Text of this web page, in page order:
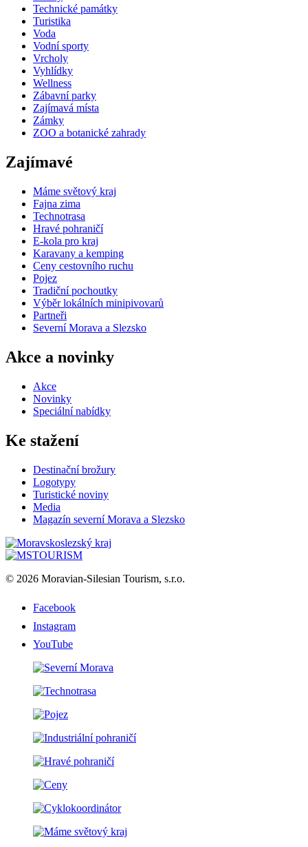
Technické památky
Turistika
Voda
Vodní sporty
Vrcholy
Vyhlídky
Wellness
Zábavní parky
Zajímavá místa
Zámky
ZOO a botanické zahrady
Zajímavé
Máme světový kraj
Fajna zima
Technotrasa
Hravé pohraničí
E-kola pro kraj
Karavany a kemping
Ceny cestovního ruchu
Pojez
Tradiční pochoutky
Výběr lokálních minipivovarů
Partneři
Severní Morava a Slezsko
Akce a novinky
Akce
Novinky
Speciální nabídky
Ke stažení
Destinační brožury
Logotypy
Turistické noviny
Media
Magazín severní Morava a Slezsko
© 2026 Moravian-Silesian Tourism, s.r.o.
Facebook
Instagram
YouTube